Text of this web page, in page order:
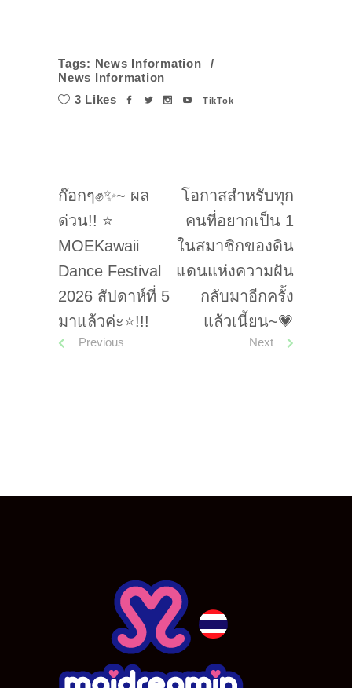
Tags: News Information
News Information
3 Likes
TikTok
ก๊อกๆ✊✨~ ผล
ด่วน!! ⭐
MOEKawaii
Dance Festival
2026 สัปดาห์ที่ 5
มาแล้วค่ะ⭐!!!
Previous
โอกาสสำหรับทุก
คนที่อยากเป็น 1
ในสมาชิกของดิน
แดนแห่งความฝัน
กลับมาอีกครั้ง
แล้วเนี้ยน~💗
Next